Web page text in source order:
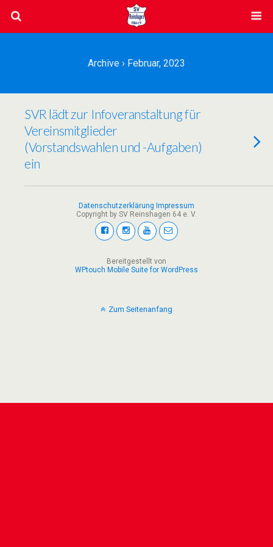
Archive › Februar, 2023
SVR lädt zur Infoveranstaltung für
Vereinsmitglieder
(Vorstandswahlen und -Aufgaben)
ein
Datenschutzerklärung Impressum
Copyright by SV Reinshagen 64 e. V.
Bereitgestellt von
WPtouch Mobile Suite for WordPress
Zum Seitenanfang